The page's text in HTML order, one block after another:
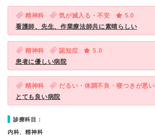
精神科 気が滅入る・不安
5.0
看護師、先生、作業療法師共に素晴らしい
精神科 認知症
5.0
患者に優しい病院
精神科 だるい・体調不良・寝つきが悪
とても良い病院
診療科目：
内科、精神科